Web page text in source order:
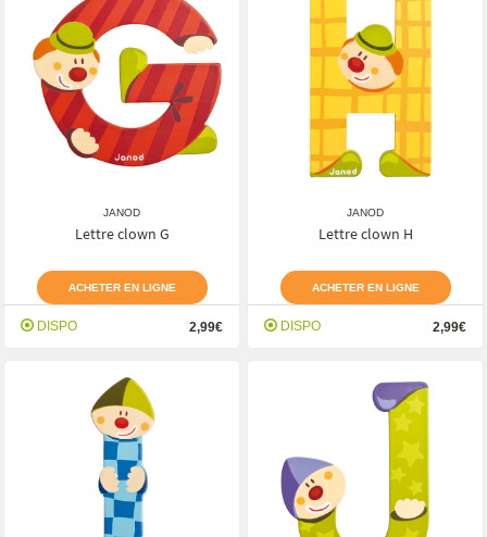
JANOD
Lettre clown G
ACHETER EN LIGNE
DISPO 2,99€
JANOD
Lettre clown H
ACHETER EN LIGNE
DISPO 2,99€